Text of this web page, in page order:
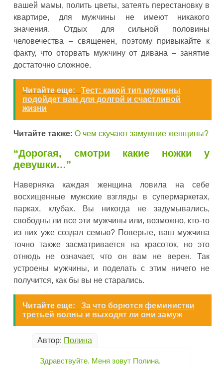
вашей мамы, полить цветы, затеять перестановку в
квартире, для мужчины не имеют никакого
значения. Отдых для сильной половины
человечества – священен, поэтому привыкайте к
факту, что оторвать мужчину от дивана – занятие
достаточно сложное.
Читайте еще:
Тест: какой тип мужчины
подойдет вам для долгой и счастливой
жизни
Читайте также: О чем скучают замужние женщины?
“Дорогая, смотри какие ножки у
девушки…”
Наверняка каждая женщина ловила на себе
восхищенные мужские взгляды в супермаркетах,
парках, клубах. Вы никогда не задумывались,
свободны ли все эти мужчины или, возможно, кто-то
из них уже создал семью? Поверьте, ваш мужчина
точно также засматривается на красоток, но это
отнюдь не означает, что он вам не верен. Так
устроены мужчины, и поделать с этим ничего не
получится, как бы вы не старались.
Читайте еще:
За что борются феминистки
третьей волны и выходят ли они замуж
Автор: Полина
Здравствуйте. Меня зовут Полина.